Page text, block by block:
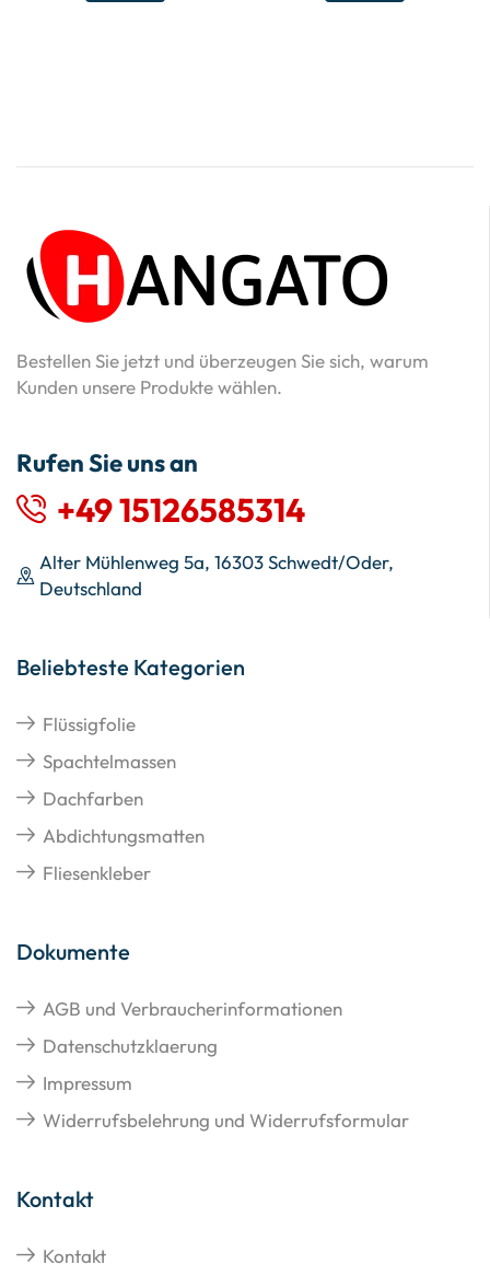
Bestellen Sie jetzt und überzeugen Sie sich, warum
Kunden unsere Produkte wählen.
Rufen Sie uns an
+49 15126585314
Alter Mühlenweg 5a, 16303 Schwedt/Oder,
Deutschland
Beliebteste Kategorien
Flüssigfolie
Spachtelmassen
Dachfarben
Abdichtungsmatten
Fliesenkleber
Dokumente
AGB und Verbraucherinformationen
Datenschutzklaerung
Impressum
Widerrufsbelehrung und Widerrufsformular
Kontakt
Kontakt